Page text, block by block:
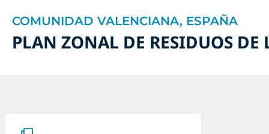
COMUNIDAD VALENCIANA, ESPAÑA
PLAN ZONAL DE RESIDUOS